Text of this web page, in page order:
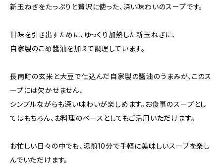
新玉ねぎをたっぷりと贅沢に使った、深い味わいのスープです。
甘味を引き出すために、ゆっくり加熱した新玉ねぎに、
自家製のこめ醬油を加えて調理しています。
長南町の玄米と大豆で仕込んだ自家製の醬油のうまみが、このス
ープには欠かせません、
シンプルながらも深い味わいが楽しめます。お食事のスープとし
てはもちろん、お料理のベースとしてもご活用いただけます。
お忙しい日々の中でも、湯煎10分で手軽に美味しいスープを楽し
んでいただけます。